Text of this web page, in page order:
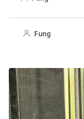
Fung